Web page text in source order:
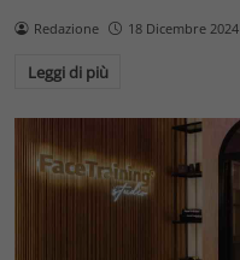
Redazione 18 Dicembre 2024
Leggi di più